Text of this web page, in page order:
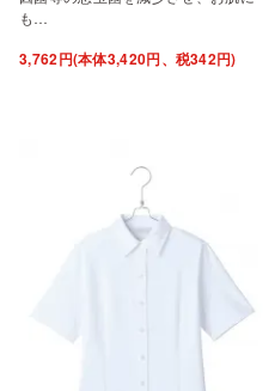
も…
3,762円(本体3,420円、税342円)